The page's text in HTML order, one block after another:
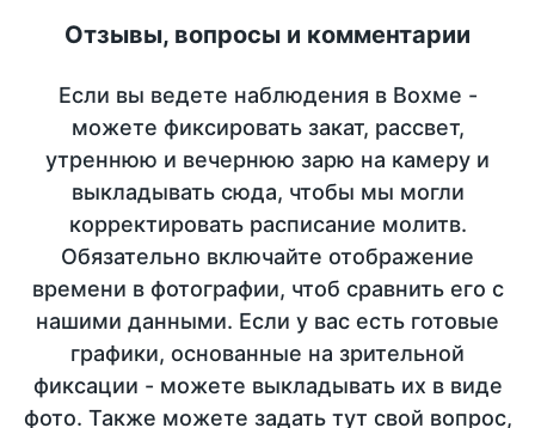
Отзывы, вопросы и комментарии
Если вы ведете наблюдения в Вохме -
можете фиксировать закат, рассвет,
утреннюю и вечернюю зарю на камеру и
выкладывать сюда, чтобы мы могли
корректировать расписание молитв.
Обязательно включайте отображение
времени в фотографии, чтоб сравнить его с
нашими данными. Если у вас есть готовые
графики, основанные на зрительной
фиксации - можете выкладывать их в виде
фото. Также можете задать тут свой вопрос,